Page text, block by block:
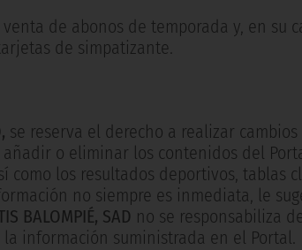
de abonos de temporada y, en su
de simpatizante.
se reserva el derecho a realizar
añadir o eliminar los contenidos del
como los resultados deportivos, tablas
no siempre es inmediata, le
BALOMPIÉ, SAD no se responsabiliza
información suministrada en el Portal.